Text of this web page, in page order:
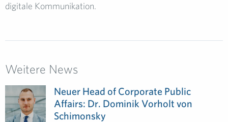
digitale Kommunikation.
Weitere News
Neuer Head of Corporate Public
Affairs: Dr. Dominik Vorholt von
Schimonsky